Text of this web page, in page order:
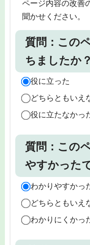
ページ内容の改善
聞かせください。
質問：この
ちましたか？
役に立った
どちらともいえ
役に立たなかっ
質問：この
やすかった
わかりやすかっ
どちらともいえ
わかりにくかっ